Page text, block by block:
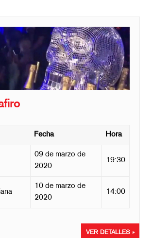
Fecha Hora
09 de marzo de
2020
19:30
10 de marzo de
2020
14:00
VER DETALLES »